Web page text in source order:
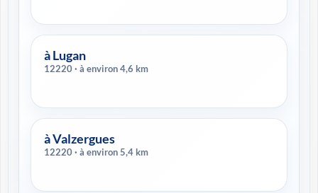
à Lugan
12220 · à environ 4,6 km
à Valzergues
12220 · à environ 5,4 km